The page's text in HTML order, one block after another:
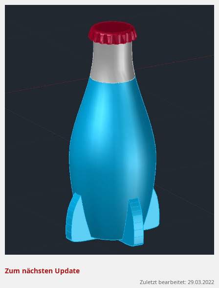
Zum nächsten Update
Zuletzt bearbeitet: 29.03.2022